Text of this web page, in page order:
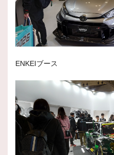
ENKEIブース